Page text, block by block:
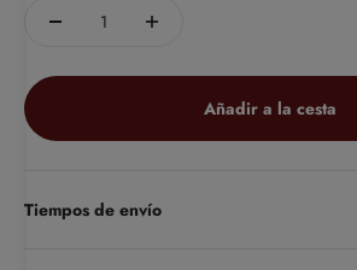
Añadir a la cesta
Tiempos de envío